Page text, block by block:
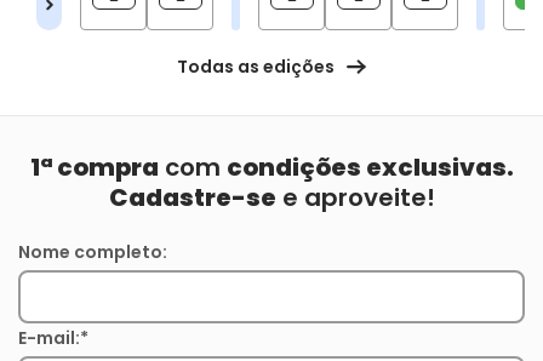
Todas as edições